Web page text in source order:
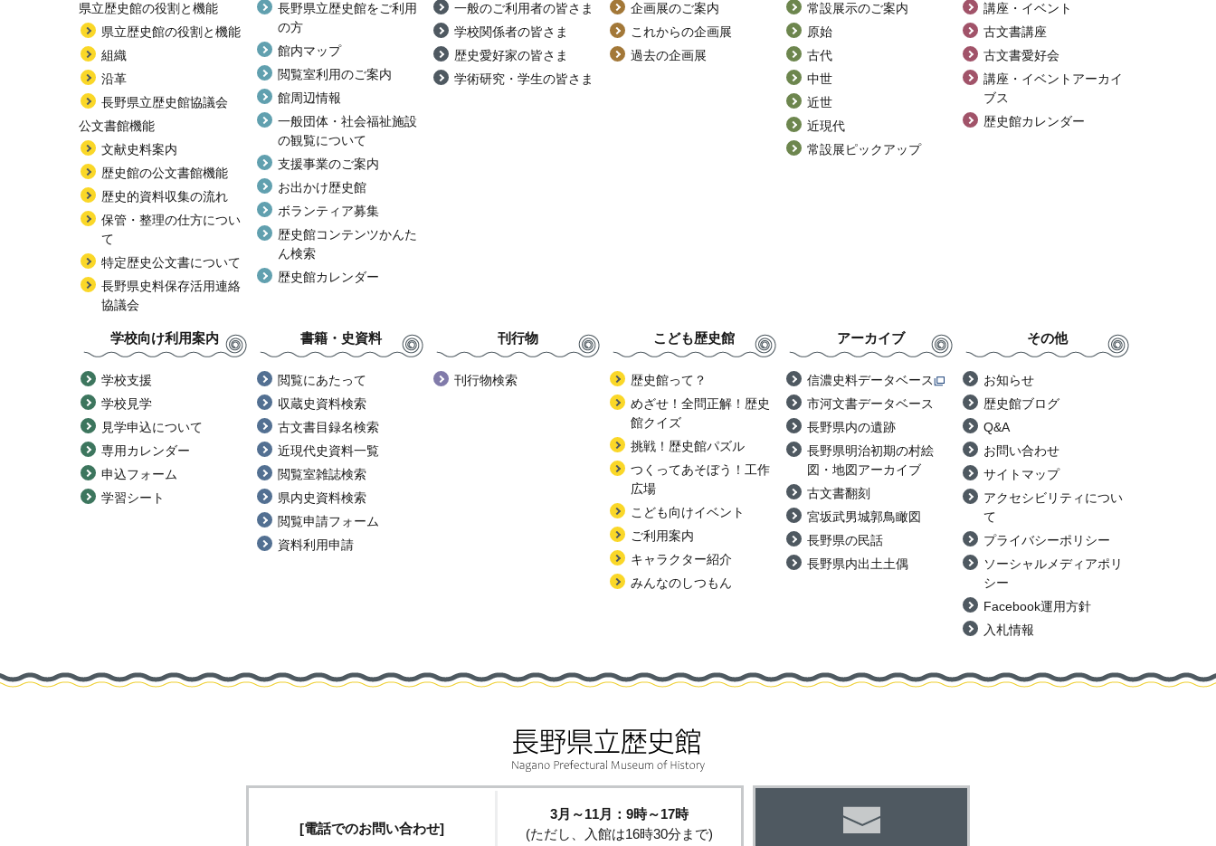
県立歴史館の役割と機能
県立歴史館の役割と機能
組織
沿革
長野県立歴史館協議会
公文書館機能
文献史料案内
歴史館の公文書館機能
歴史的資料収集の流れ
保管・整理の仕方につい
て
特定歴史公文書について
長野県史料保存活用連絡
協議会
長野県立歴史館をご利用
の方
館内マップ
閲覧室利用のご案内
館周辺情報
一般団体・社会福祉施設
の観覧について
支援事業のご案内
お出かけ歴史館
ボランティア募集
歴史館コンテンツかんた
ん検索
歴史館カレンダー
一般のご利用者の皆さま
学校関係者の皆さま
歴史愛好家の皆さま
学術研究・学生の皆さま
企画展のご案内
これからの企画展
過去の企画展
常設展示のご案内
原始
古代
中世
近世
近現代
常設展ピックアップ
講座・イベント
古文書講座
古文書愛好会
講座・イベントアーカイ
ブス
歴史館カレンダー
学校向け利用案内
学校支援
学校見学
見学申込について
専用カレンダー
申込フォーム
学習シート
書籍・史資料
閲覧にあたって
収蔵史資料検索
古文書目録名検索
近現代史資料一覧
閲覧室雑誌検索
県内史資料検索
閲覧申請フォーム
資料利用申請
刊行物
刊行物検索
こども歴史館
歴史館って？
めざせ！全問正解！歴史
館クイズ
挑戦！歴史館パズル
つくってあそぼう！工作
広場
こども向けイベント
ご利用案内
キャラクター紹介
みんなのしつもん
アーカイブ
信濃史料データベース
市河文書データベース
長野県内の遺跡
長野県明治初期の村絵
図・地図アーカイブ
古文書翻刻
宮坂武男城郭鳥瞰図
長野県の民話
長野県内出土土偶
その他
お知らせ
歴史館ブログ
Q&A
お問い合わせ
サイトマップ
アクセシビリティについ
て
プライバシーポリシー
ソーシャルメディアポリ
シー
Facebook運用方針
入札情報
[電話でのお問い合わせ]
3月～11月：9時～17時
(ただし、入館は16時30分まで)